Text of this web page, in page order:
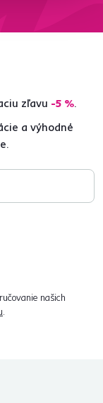
zľavu -5 %.
a výhodné
našich
.